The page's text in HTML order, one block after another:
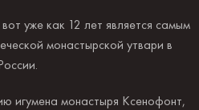
уже как 12 лет является самым
монастырской утвари в
игумена монастыря Ксенофонт,